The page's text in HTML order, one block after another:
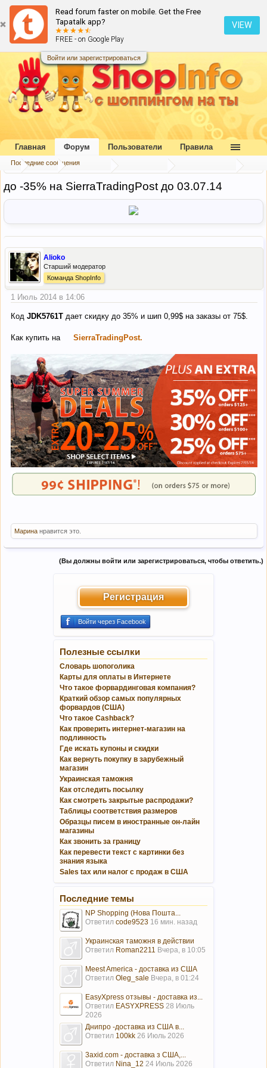
Read forum faster on mobile. Get the Free
Tapatalk app?
FREE - on Google Play
VIEW
Войти или зарегистрироваться
... Форум Наш форум
до -35% на SierraTradingPost до 03.07.14
Alioko
Старший модератор
Команда ShopInfo
1 Июль 2014 в 14:06
Код JDK5761T дает скидку до 35% и шип 0,99$ на заказы от 75$.
Как купить на SierraTradingPost.
Марина нравится это.
(Вы должны войти или зарегистрироваться, чтобы ответить.)
Регистрация
Войти через Facebook
Полезные ссылки
Словарь шопоголика
Карты для оплаты в Интернете
Что такое форвардинговая компания?
Краткий обзор самых популярных
форвардов (США)
Что такое Cashback?
Как проверить интернет-магазин на
подлинность
Где искать купоны и скидки
Как вернуть покупку в зарубежный
магазин
Украинская таможня
Как отследить посылку
Как смотреть закрытые распродажи?
Таблицы соответствия размеров
Образцы писем в иностранные он-лайн
магазины
Как звонить за границу
Как перевести текст с картинки без
знания языка
Sales tax или налог с продаж в США
Последние темы
NP Shopping (Нова Пошта...
Ответил code9523 16 мин. назад
Украинская таможня в действии
Ответил Roman2211 Вчера, в 10:05
Meest America - доставка из США
Ответил Oleg_sale Вчера, в 01:24
EasyXpress отзывы - доставка из...
Ответил EASYXPRESS 28 Июль
2026
Днипро -доставка из США в...
Ответил 100kk 26 Июль 2026
3axid.com - доставка з США,...
Ответил Nina_12 24 Июль 2026
Главная Форум
Последние сообщения
Пользователи Правила